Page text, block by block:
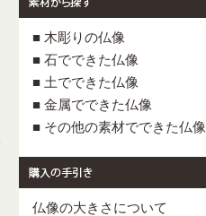
■ 木彫りの仏像
■ 石でできた仏像
■ 土でできた仏像
■ 金属でできた仏像
■ その他の素材でできた仏像
仏像の大きさについて